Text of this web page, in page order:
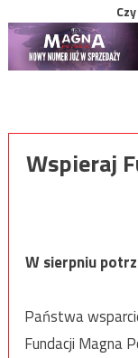
Wspieraj
W sierpniu
Państwa
Fundacji Magna